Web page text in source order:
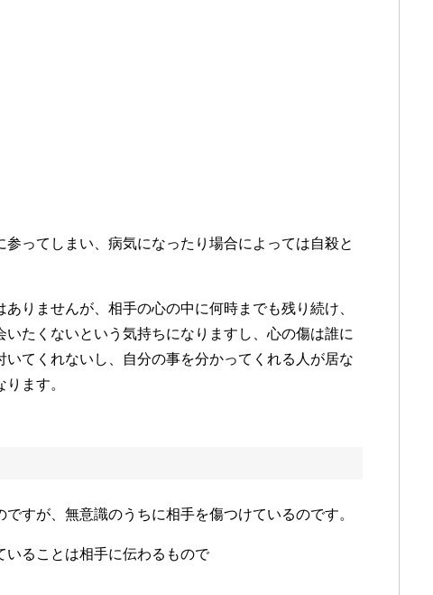
ってしまい、病気になったり場合によっては自殺と
りませんが、相手の心の中に何時までも残り続け、
たくないという気持ちになりますし、心の傷は誰に
てくれないし、自分の事を分かってくれる人が居な
ます。
すが、無意識のうちに相手を傷つけているのです。
いることは相手に伝わるもので